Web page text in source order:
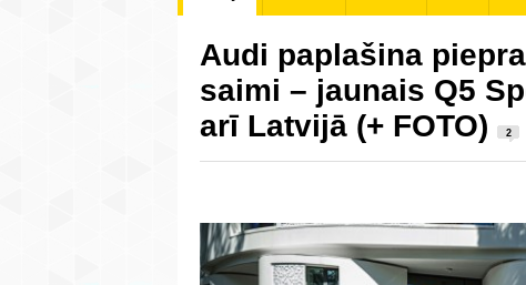
Audi paplašina
saimi – jaunais Q5
arī Latvijā (+ FOTO)
2